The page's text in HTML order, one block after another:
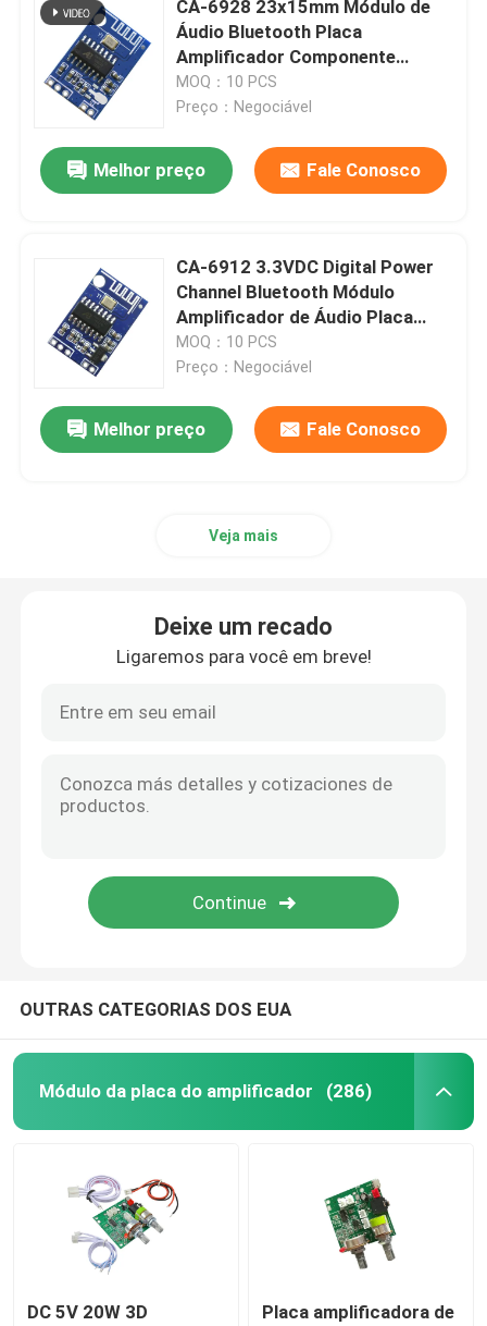
Deixe um recado
Ligaremos para você em breve!
Submeter
Controlador da umidade de Digitas
Ferramenta do verificador
placa do desenvolvimento
CA-6928 23x15mm Módulo de
Áudio Bluetooth Placa
Amplificador Componente
Receptor de Som Sem Fio
MOQ：10 PCS
Preço：Negociável
Melhor preço Fale Conosco
CA-6912 3.3VDC Digital Power
Channel Bluetooth Módulo
Amplificador de Áudio Placa
Componente de Som
MOQ：10 PCS
Preço：Negociável
Melhor preço Fale Conosco
Veja mais
Deixe um recado
Ligaremos para você em breve!
OUTRAS CATEGORIAS DOS EUA
Módulo da placa do amplificador (286)
DC 5V 20W 3D
Placa amplificadora de